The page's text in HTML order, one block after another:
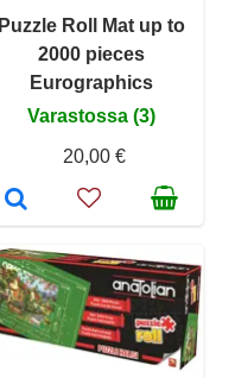
Puzzle Roll Mat up to
2000 pieces
Eurographics
Varastossa (3)
20,00 €